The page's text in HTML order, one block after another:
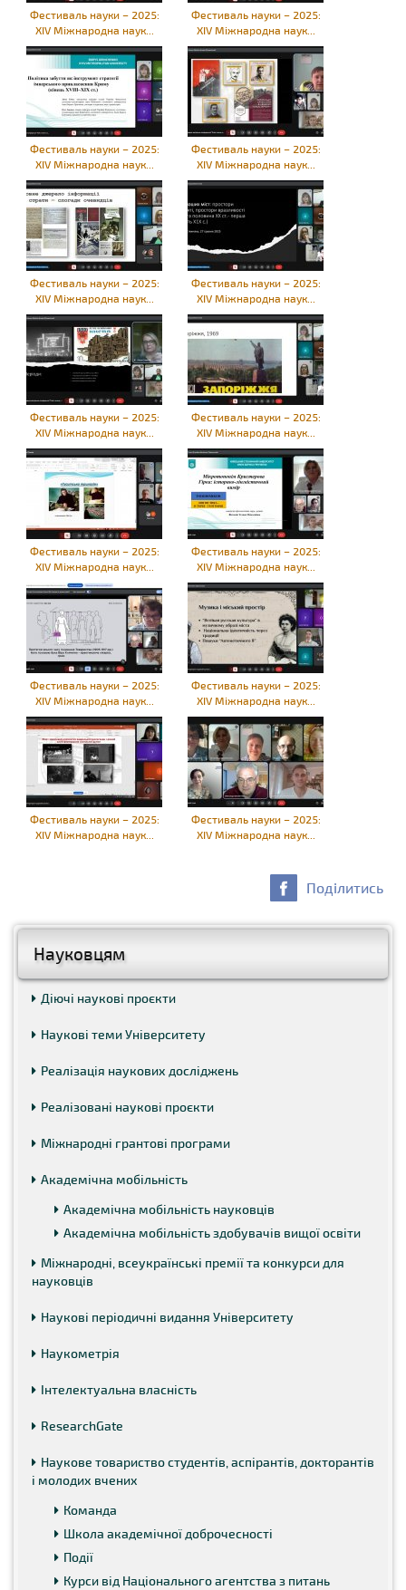
Науковцям
Діючі наукові проєкти
Наукові теми Університету
Реалізація наукових досліджень
Реалізовані наукові проєкти
Міжнародні грантові програми
Академічна мобільність
Академічна мобільність науковців
Академічна мобільність здобувачів вищої освіти
Міжнародні, всеукраїнські премії та конкурси для
науковців
Наукові періодичні видання Університету
Наукометрія
Інтелектуальна власність
ResearchGate
Наукове товариство студентів, аспірантів, докторантів
і молодих вчених
Команда
Школа академічної доброчесності
Події
Курси від Національного агентства з питань
Фестиваль науки – 2025:
XIV Міжнародна наук...
Фестиваль науки – 2025:
XIV Міжнародна наук...
Фестиваль науки – 2025:
XIV Міжнародна наук...
Фестиваль науки – 2025:
XIV Міжнародна наук...
Фестиваль науки – 2025:
XIV Міжнародна наук...
Фестиваль науки – 2025:
XIV Міжнародна наук...
Фестиваль науки – 2025:
XIV Міжнародна наук...
Фестиваль науки – 2025:
XIV Міжнародна наук...
Фестиваль науки – 2025:
XIV Міжнародна наук...
Фестиваль науки – 2025:
XIV Міжнародна наук...
Фестиваль науки – 2025:
XIV Міжнародна наук...
Фестиваль науки – 2025:
XIV Міжнародна наук...
Фестиваль науки – 2025:
XIV Міжнародна наук...
Фестиваль науки – 2025:
XIV Міжнародна наук...
Поділитись